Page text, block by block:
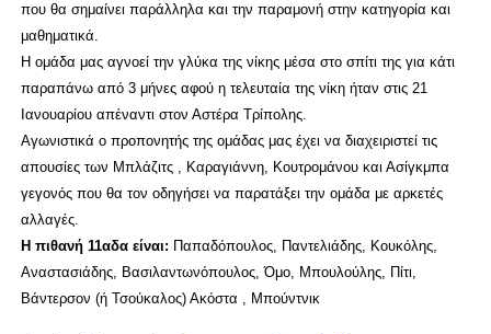
που θα σημαίνει παράλληλα και την παραμονή στην κατηγορία και
μαθηματικά.
Η ομάδα μας αγνοεί την γλύκα της νίκης μέσα στο σπίτι της για κάτι
παραπάνω από 3 μήνες αφού η τελευταία της νίκη ήταν στις 21
Ιανουαρίου απέναντι στον Αστέρα Τρίπολης.
Αγωνιστικά ο προπονητής της ομάδας μας έχει να διαχειριστεί τις
απουσίες των Μπλάζιτς , Καραγιάννη, Κουτρομάνου και Ασίγκμπα
γεγονός που θα τον οδηγήσει να παρατάξει την ομάδα με αρκετές
αλλαγές.
Η πιθανή 11αδα είναι: Παπαδόπουλος, Παντελιάδης, Κουκόλης,
Αναστασιάδης, Βασιλαντωνόπουλος, Όμο, Μπουλούλης, Πίτι,
Βάντερσον (ή Τσούκαλος) Ακόστα , Μπούντνικ